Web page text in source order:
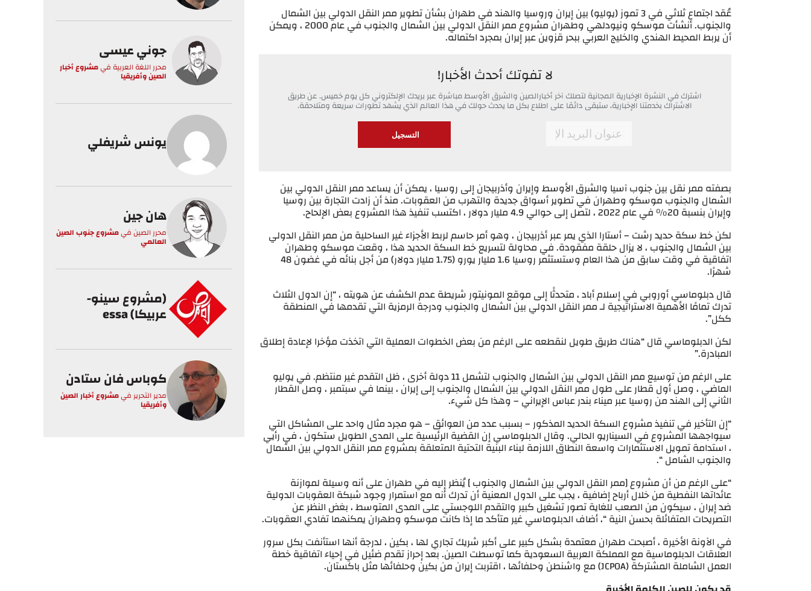
عُقد اجتماع ثلاثي في 3 تموز (يوليو) بين إيران وروسيا والهند في طهران بشأن تطوير ممر النقل الدولي بين الشمال
والجنوب. أنشأت موسكو ونيودلهي وطهران مشروع ممر النقل الدولي بين الشمال والجنوب في عام 2000 ، ويمكن
أن يربط المحيط الهندي والخليج العربي ببحر قزوين عبر إيران بمجرد اكتماله.
لا تفوتك أحدث الأخبار!
اشترك في النشرة الإخبارية المجانية لتصلك آخر أخبارالصين والشرق الأوسط مباشرة عبر بريدك الإلكتروني كل يوم خميس. عن طريق
الاشتراك بخدمتنا الإخبارية، ستبقى دائمًا على اطلاع بكل ما يحدث حولك في هذا العالم الذي يشهد تطورات سريعة ومتلاحقة.
Email
*
بصفته ممر نقل بين جنوب آسيا والشرق الأوسط وإيران وأذربيجان إلى روسيا ، يمكن أن يساعد ممر النقل الدولي بين
الشمال والجنوب موسكو وطهران في تطوير أسواق جديدة والتهرب من العقوبات. منذ أن زادت التجارة بين روسيا
وإيران بنسبة 20٪ في عام 2022 ، لتصل إلى حوالي 4.9 مليار دولار ، اكتسب تنفيذ هذا المشروع بعض الإلحاح.
لكن خط سكة حديد رشت – أستارا الذي يمر عبر أذربيجان ، وهو أمر حاسم لربط الأجزاء غير الساحلية من ممر النقل الدولي
بين الشمال والجنوب ، لا يزال حلقة مفقودة. في محاولة لتسريع خط السكة الحديد هذا ، وقعت موسكو وطهران
اتفاقية في وقت سابق من هذا العام وستستثمر روسيا 1.6 مليار يورو (1.75 مليار دولار) من أجل بنائه في غضون 48
شهرًا.
قال دبلوماسي أوروبي في إسلام أباد ، متحدثًا إلى موقع المونيتور شريطة عدم الكشف عن هويته ، “إن الدول الثلاث
تدرك تمامًا الأهمية الاستراتيجية لـ ممر النقل الدولي بين الشمال والجنوب ودرجة الرمزية التي تقدمها في المنطقة
ككل”.
لكن الدبلوماسي قال “هناك طريق طويل لنقطعه على الرغم من بعض الخطوات العملية التي اتخذت مؤخرا لإعادة إطلاق
المبادرة.”
على الرغم من توسيع ممر النقل الدولي بين الشمال والجنوب لتشمل 11 دولة أخرى ، ظل التقدم غير منتظم. في يوليو
الماضي ، وصل أول قطار على طول ممر النقل الدولي بين الشمال والجنوب إلى إيران ، بينما في سبتمبر ، وصل القطار
الثاني إلى الهند من روسيا عبر ميناء بندر عباس الإيراني – وهذا كل شيء.
“إن التأخير في تنفيذ مشروع السكة الحديد المذكور – بسبب عدد من العوائق – هو مجرد مثال واحد على المشاكل التي
سيواجهها المشروع في السيناريو الحالي. وقال الدبلوماسي إن القضية الرئيسية على المدى الطويل ستكون ، في رأيي
، استدامة تمويل الاستثمارات واسعة النطاق اللازمة لبناء البنية التحتية المتعلقة بمشروع ممر النقل الدولي بين الشمال
والجنوب الشامل “.
“على الرغم من أن مشروع [ممر النقل الدولي بين الشمال والجنوب ] يُنظر إليه في طهران على أنه وسيلة لموازنة
عائداتها النفطية من خلال أرباح إضافية ، يجب على الدول المعنية أن تدرك أنه مع استمرار وجود شبكة العقوبات الدولية
ضد إيران ، سيكون من الصعب للغاية تصور تشغيل كبير والتقدم اللوجستي على المدى المتوسط ​​، بغض النظر عن
التصريحات المتفائلة بحسن النية “، أضاف الدبلوماسي غير متأكد ما إذا كانت موسكو وطهران يمكنهما تفادي العقوبات.
في الآونة الأخيرة ، أصبحت طهران معتمدة بشكل كبير على أكبر شريك تجاري لها ، بكين ، لدرجة أنها استأنفت بكل سرور
العلاقات الدبلوماسية مع المملكة العربية السعودية كما توسطت الصين. بعد إحراز تقدم ضئيل في إحياء اتفاقية خطة
العمل الشاملة المشتركة (JCPOA) مع واشنطن وحلفائها ، اقتربت إيران من بكين وحلفائها مثل باكستان.
جوني عيسى
محرر اللغة العربية فيمشروع أخبار
الصين وأفريقيا
يونس شريفلي
هان جين
محرر الصينفيمشروع جنوب الصين
العالمي
(مشروع سينو-
عربيكا) essa
كوباس فان ستادن
مدير التحرير فيمشروع أخبار الصين
وأفريقيا